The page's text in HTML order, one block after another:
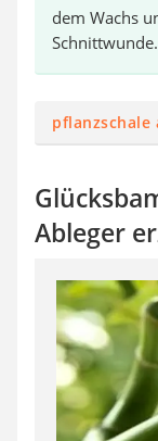
dem Wachs
Schnittwunde.
pflanzschale
Ableger